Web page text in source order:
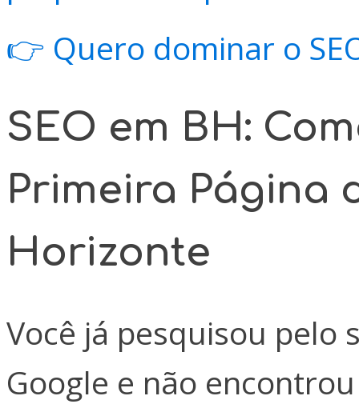
👉 Quero dominar o
SEO em BH:
Primeira Página
Horizonte
Você já pesquisou pelo
Google e não